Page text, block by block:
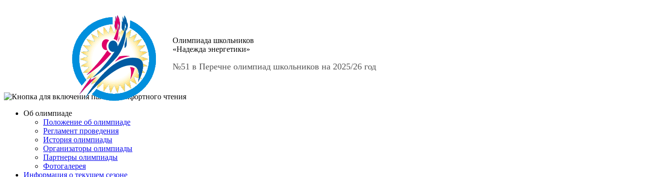
Олимпиада школьников
«Надежда энергетики»
№51 в Перечне олимпиад школьников на 2025/26 год
Об олимпиаде
Положение об олимпиаде
Регламент проведения
История олимпиады
Организаторы олимпиады
Партнеры олимпиады
Фотогалерея
Информация о текущем сезоне